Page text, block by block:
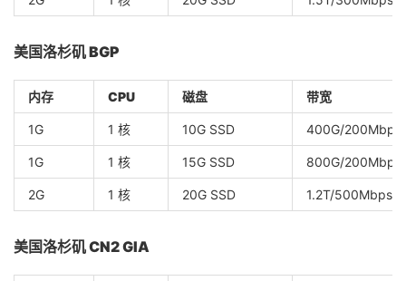
美国洛杉矶 BGP
内存 CPU 磁盘 带宽
1G 1 核 10G SSD 400G/200Mbps
1G 1 核 15G SSD 800G/200Mbps
2G 1 核 20G SSD 1.2T/500Mbps
美国洛杉矶 CN2 GIA